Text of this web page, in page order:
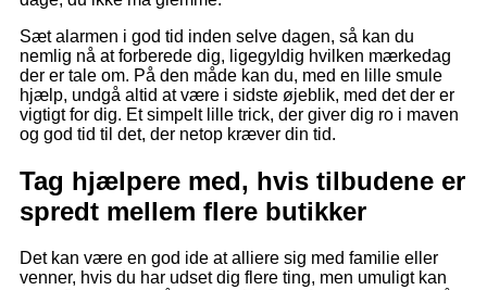
Sæt alarmen i god tid inden selve dagen, så kan du
nemlig nå at forberede dig, ligegyldig hvilken mærkedag
der er tale om. På den måde kan du, med en lille smule
hjælp, undgå altid at være i sidste øjeblik, med det der er
vigtigt for dig. Et simpelt lille trick, der giver dig ro i maven
og god tid til det, der netop kræver din tid.
Tag hjælpere med, hvis tilbudene er
spredt mellem flere butikker
Det kan være en god ide at alliere sig med familie eller
venner, hvis du har udset dig flere ting, men umuligt kan